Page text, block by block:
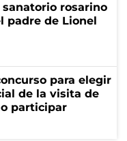
rosarino
padre de Lionel
para elegir
de la visita de
participar